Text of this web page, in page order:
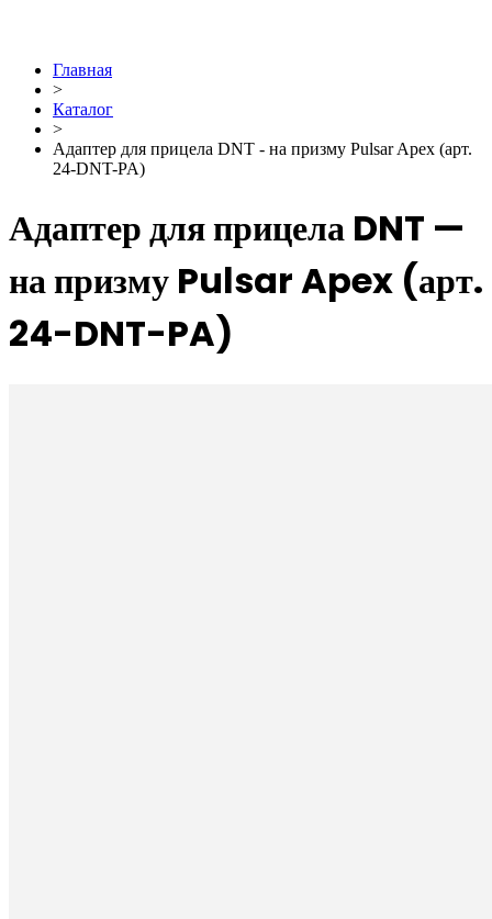
Главная
>
Каталог
>
Адаптер для прицела DNT - на призму Pulsar Apex (арт.
24-DNT-PA)
Адаптер для прицела DNT —
на призму Pulsar Apex (арт.
24-DNT-PA)